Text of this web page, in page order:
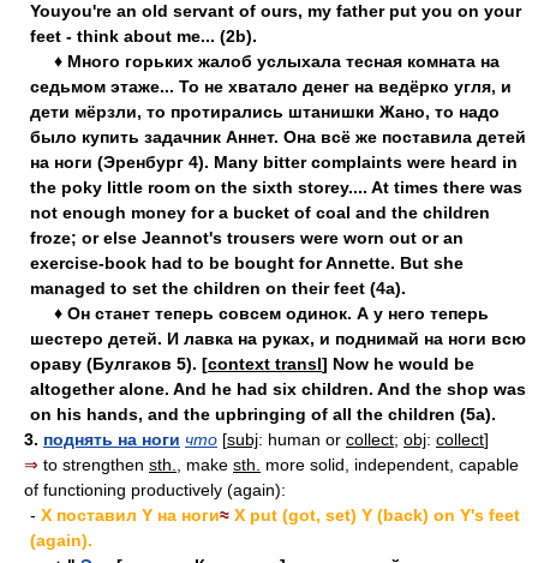
Youyou're an old servant of ours, my father put you on your
feet - think about me... (2b).
♦ Много горьких жалоб услыхала тесная комната на
седьмом этаже... То не хватало денег на ведёрко угля, и
дети мёрзли, то протирались штанишки Жано, то надо
было купить задачник Аннет. Она всё же поставила детей
на ноги (Эренбург 4). Many bitter complaints were heard in
the poky little room on the sixth storey.... At times there was
not enough money for a bucket of coal and the children
froze; or else Jeannot's trousers were worn out or an
exercise-book had to be bought for Annette. But she
managed to set the children on their feet (4a).
♦ Он станет теперь совсем одинок. А у него теперь
шестеро детей. И лавка на руках, и поднимай на ноги всю
ораву (Булгаков 5). [context transl] Now he would be
altogether alone. And he had six children. And the shop was
on his hands, and the upbringing of all the children (5a).
3. поднять на ноги что [subj: human or collect; obj: collect]
⇒ to strengthen sth. , make sth.
more solid, independent, capable
of functioning productively (again):
- X поставил Y на ноги≈ X put (got, set) Y (back) on Y's feet
(again).